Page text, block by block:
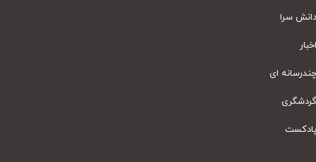
سرا
ای